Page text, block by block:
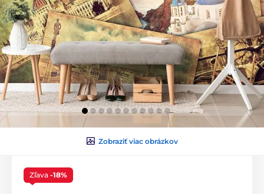
Zobraziť viac obrázkov
Zľava -18%